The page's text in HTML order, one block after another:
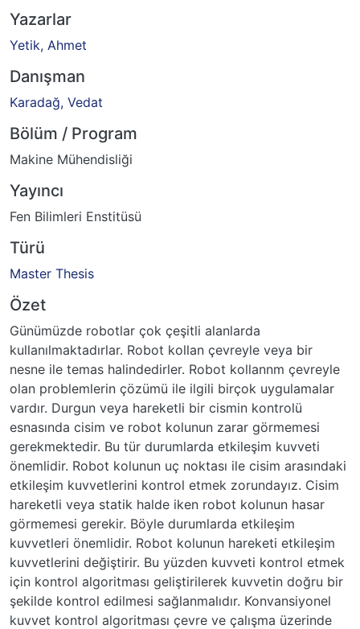
Yazarlar
Yetik, Ahmet
Danışman
Karadağ, Vedat
Bölüm / Program
Makine Mühendisliği
Yayıncı
Fen Bilimleri Enstitüsü
Türü
Master Thesis
Özet
Günümüzde robotlar çok çeşitli alanlarda
kullanılmaktadırlar. Robot kollan çevreyle veya bir
nesne ile temas halindedirler. Robot kollannm çevreyle
olan problemlerin çözümü ile ilgili birçok uygulamalar
vardır. Durgun veya hareketli bir cismin kontrolü
esnasında cisim ve robot kolunun zarar görmemesi
gerekmektedir. Bu tür durumlarda etkileşim kuvveti
önemlidir. Robot kolunun uç noktası ile cisim arasındaki
etkileşim kuvvetlerini kontrol etmek zorundayız. Cisim
hareketli veya statik halde iken robot kolunun hasar
görmemesi gerekir. Böyle durumlarda etkileşim
kuvvetleri önemlidir. Robot kolunun hareketi etkileşim
kuvvetlerini değiştirir. Bu yüzden kuvveti kontrol etmek
için kontrol algoritması geliştirilerek kuvvetin doğru bir
şekilde kontrol edilmesi sağlanmalıdır. Konvansiyonel
kuvvet kontrol algoritması çevre ve çalışma üzerinde